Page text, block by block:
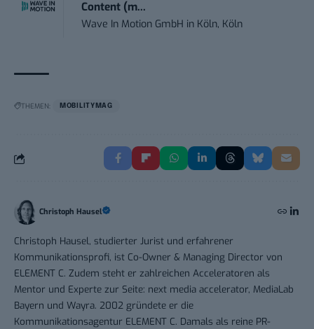
Content (m...
Wave In Motion GmbH in Köln, Köln
THEMEN: MOBILITYMAG
Christoph Hausel
Christoph Hausel, studierter Jurist und erfahrener
Kommunikationsprofi, ist Co-Owner & Managing Director von
ELEMENT C. Zudem steht er zahlreichen Acceleratoren als
Mentor und Experte zur Seite: next media accelerator, MediaLab
Bayern und Wayra. 2002 gründete er die
Kommunikationsagentur ELEMENT C. Damals als reine PR-